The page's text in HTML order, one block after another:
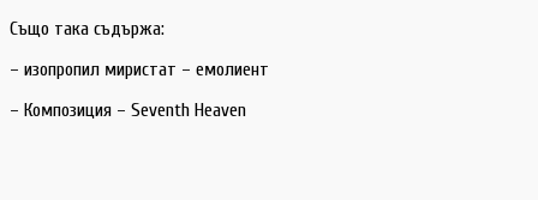
Също така съдържа:
– изопропил миристат – емолиент
– Композиция – Seventh Heaven